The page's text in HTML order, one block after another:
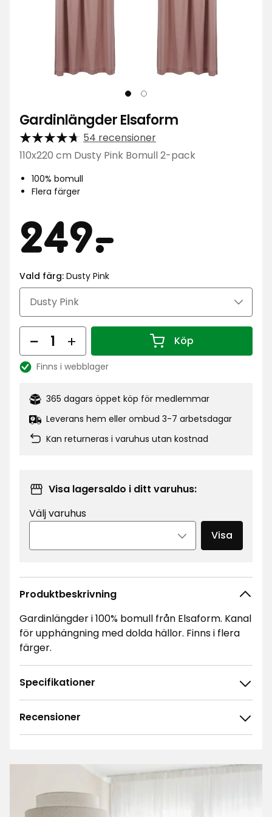
Gardinlängder Elsaform
54 recensioner
110x220 cm Dusty Pink Bomull 2-pack
100% bomull
Flera färger
Pris
249-
.
kr
Vald färg: Dusty Pink
Antal Köp
Antal 1
Lagersaldo:
Finns i webblager
365 dagars öppet köp för medlemmar
Leverans hem eller ombud 3-7 arbetsdagar
Kan returneras i varuhus utan kostnad
Visa lagersaldo i ditt varuhus:
Välj varuhus
Visa
Produktbeskrivning
Gardinlängder i 100% bomull från Elsaform. Kanal
för upphängning med dolda hällor. Finns i flera
färger.
Specifikationer
Recensioner
4.7
2 ☆
Sortera efter